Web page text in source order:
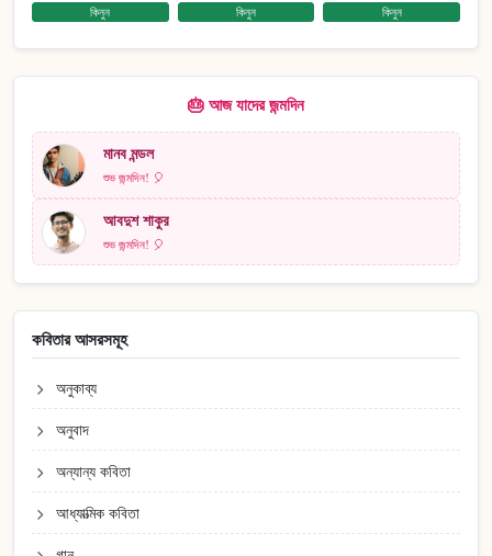
কিনুন কিনুন কিনুন
🎂 আজ যাদের জন্মদিন
মানব মন্ডল
শুভ জন্মদিন! 🎈
আবদুশ শাকুর
শুভ জন্মদিন! 🎈
কবিতার আসরসমূহ
অনুকাব্য
অনুবাদ
অন্যান্য কবিতা
আধ্যাত্মিক কবিতা